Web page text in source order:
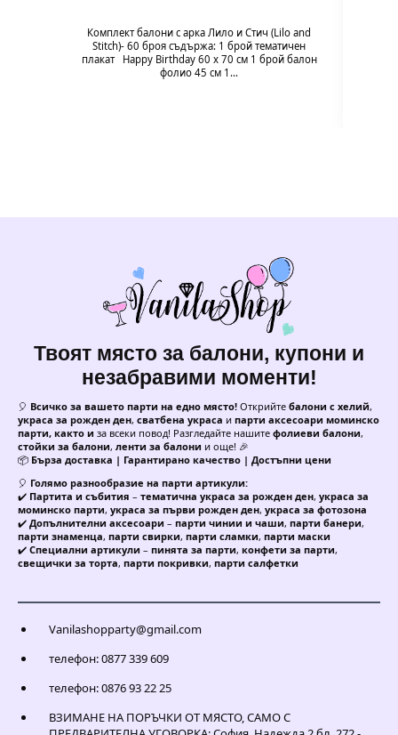
Комплект балони с арка Лило и Стич (Lilo and
Stitch)- 60 броя съдържа: 1 брой тематичен
плакат Happy Birthday 60 х 70 см 1 брой балон
фолио 45 см 1…
Твоят място за балони, купони и
незабравими моменти!
🎈 Всичко за вашето парти на едно място! Открийте балони с хелий,
украса за рожден ден, сватбена украса и парти аксесоари моминско
парти, както и за всеки повод! Разгледайте нашите фолиеви балони,
стойки за балони, ленти за балони и още! 🎉
📦 Бърза доставка | Гарантирано качество | Достъпни цени
🎈 Голямо разнообразие на парти артикули:
✔️ Партита и събития – тематична украса за рожден ден, украса за
моминско парти, украса за първи рожден ден, украса за фотозона
✔️ Допълнителни аксесоари – парти чинии и чаши, парти банери,
парти знаменца, парти свирки, парти сламки, парти маски
✔️ Специални артикули – пинята за парти, конфети за парти,
свещички за торта, парти покривки, парти салфетки
Vanilashopparty@gmail.com
телефон: 0877 339 609
телефон: 0876 93 22 25
ВЗИМАНЕ НА ПОРЪЧКИ ОТ МЯСТО, САМО С